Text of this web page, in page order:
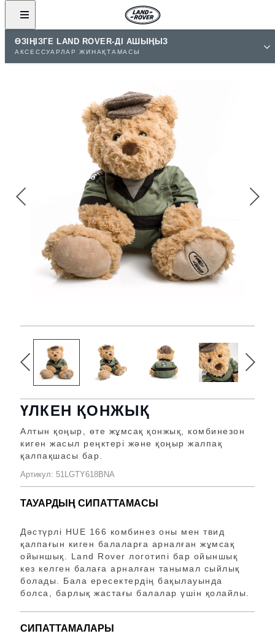
ӨЗІҢІЗГЕ LAND ROVER-ДІ АШЫҢЫЗ
АКСЕССУАРЛАР ЖИНАҚТАМАСЫ
ҮЛКЕН ҚОНЖЫҚ
Алтын қоңыр, өте жұмсақ қонжық, комбинезон
киген жасыл реңктері және қоңыр жалпақ
қалпақшасы бар.
Артикул: 51LGTY618BNA
ТАУАРДЫҢ СИПАТТАМАСЫ
Дәстүрлі HUE 166 комбинез оны мен твид
қалпағын киген балаларға арналған жұмсақ
ойыншық. Land Rover логотипі бар ойыншық
кез келген балаға арналған танымал сыйлық
болады. Бала ересектердің бақылауында
болса, барлық жастағы балалар үшін қолайлы.
СИПАТТАМАЛАРЫ